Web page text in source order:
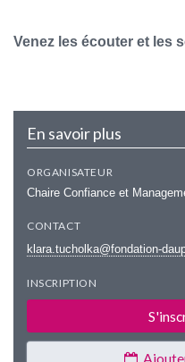
Venez les écouter et les
En savoir plus
ORGANISATEUR
Chaire Confiance et
CONTACT
klara.tucholka@fondation-
INSCRIPTION